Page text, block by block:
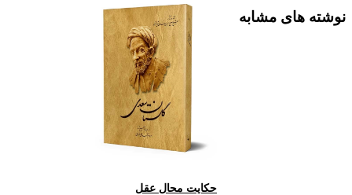
نوشته های مشابه
حکایت محال عقل